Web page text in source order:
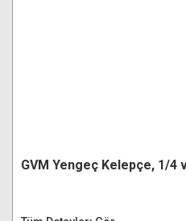
GVM Yengeç Kelepçe, 1/4